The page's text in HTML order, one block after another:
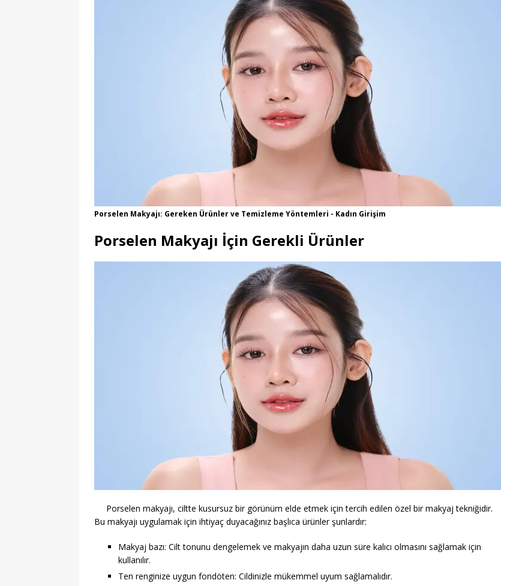
Porselen Makyajı: Gereken Ürünler ve Temizleme Yöntemleri - Kadın Girişim
Porselen Makyajı İçin Gerekli Ürünler
Porselen makyajı, ciltte kusursuz bir görünüm elde etmek için tercih edilen özel bir makyaj tekniğidir.
Bu makyajı uygulamak için ihtiyaç duyacağınız başlıca ürünler şunlardır:
Makyaj bazı: Cilt tonunu dengelemek ve makyajın daha uzun süre kalıcı olmasını sağlamak için
kullanılır.
Ten renginize uygun fondöten: Cildinizle mükemmel uyum sağlamalıdır.